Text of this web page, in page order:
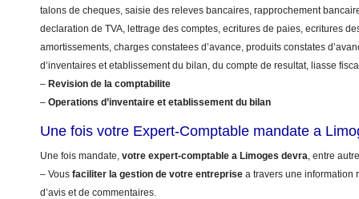
talons de cheques, saisie des releves bancaires, rapprochement
declaration de TVA, lettrage des comptes, ecritures de paies, ecritures
amortissements, charges constatees d’avance, produits constates
d’inventaires et etablissement du bilan, du compte de resultat, liasse
– Revision de la comptabilite
– Operations d’inventaire et etablissement du bilan
Une fois votre Expert-Comptable mandate a
Une fois mandate, votre expert-comptable a Limoges devra, entre
– Vous faciliter la gestion de votre entreprise a travers une information
d’avis et de commentaires.